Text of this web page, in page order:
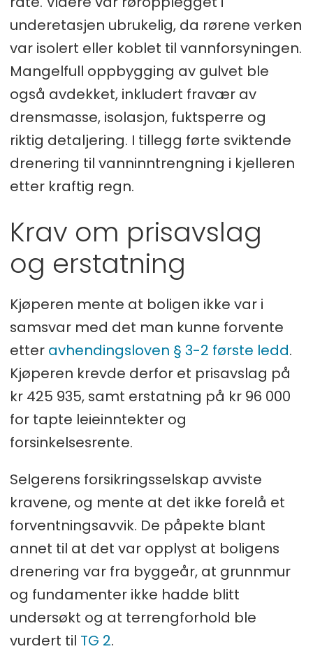
underetasjen ubrukelig, da rørene verken
var isolert eller koblet til vannforsyningen.
Mangelfull oppbygging av gulvet ble
også avdekket, inkludert fravær av
drensmasse, isolasjon, fuktsperre og
riktig detaljering. I tillegg førte sviktende
drenering til vanninntrengning i kjelleren
etter kraftig regn.
Krav om prisavslag
og erstatning
Kjøperen mente at boligen ikke var i
samsvar med det man kunne forvente
etter avhendingsloven § 3-2 første ledd.
Kjøperen krevde derfor et prisavslag på
kr 425 935, samt erstatning på kr 96 000
for tapte leieinntekter og
forsinkelsesrente.
Selgerens forsikringsselskap avviste
kravene, og mente at det ikke forelå et
forventningsavvik. De påpekte blant
annet til at det var opplyst at boligens
drenering var fra byggeår, at grunnmur
og fundamenter ikke hadde blitt
undersøkt og at terrengforhold ble
vurdert til TG 2.